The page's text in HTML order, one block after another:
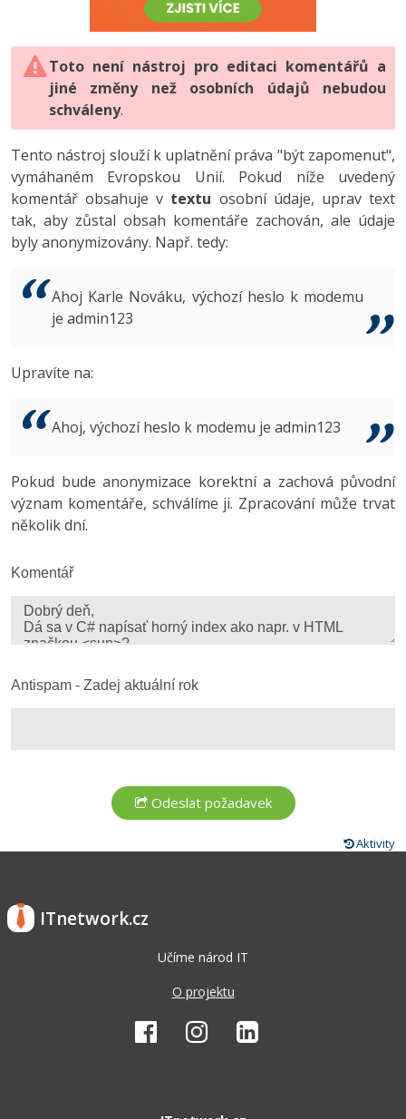
HTML5, CSS3, Bootstrap, SEO
SQL a databáze
Testování a verzování
UML a návrhové vzory
React
Spring
ASP.NET MVC
Best practices
PHP
JavaScript
Python
HTML / CSS
UML a návrhové vzory
MySQL/MariaDB
MS-SQL
Vývojář mobilních aplikací
C# Game developer
Tester
Systémový administrátor
3D grafik
Copywriter
WordPress specialista
-80%
JavaScript -80%
PHP -80%
Swift -80%
Kotlin -80%
VB.NET
Algoritmy -41%
Umělá inteligence (AI) -10%
Fórum
Digitální gramotnost
Marketing
WordPress
SEO
UX
Business
Copywriting
Windows
Kybernetická bezpečnost
Photoshop -80%
Adobe Illustrator -80%
Adobe Lightroom
Adobe XD
Adobe InDesign -25%
Adobe After Effects
Inkscape
Fórum
Toto není nástroj pro editaci komentářů a
jiné změny než osobních údajů nebudou
schváleny.
Tento nástroj slouží k uplatnění práva "být zapomenut",
vymáhaném Evropskou Unií. Pokud níže uvedený
komentář obsahuje v textu osobní údaje, uprav text
tak, aby zůstal obsah komentáře zachován, ale údaje
byly anonymizovány. Např. tedy:
Ahoj Karle Nováku, výchozí heslo k modemu
je admin123
Upravíte na:
Ahoj, výchozí heslo k modemu je admin123
Pokud bude anonymizace korektní a zachová původní
význam komentáře, schválíme ji. Zpracování může trvat
několik dní.
Komentář
Antispam - Zadej aktuální rok
Aktivity
ITnetwork.cz
Učíme národ IT
O projektu